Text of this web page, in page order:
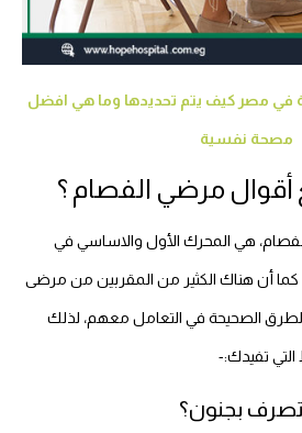
في مصر كيف يتم تحديدها وما هي افضل
مصحة نفسية
مرضي الفصام ؟
هي المحرك الأول والاساسي في
أن هناك الكثير من المقربين من مرضى
الصحيحة في التعامل معهم، لذلك
التي تفيدك:-
تتصرف بجنون؟